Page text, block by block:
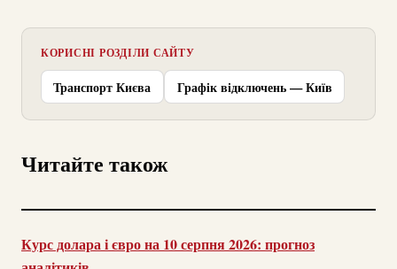
КОРИСНІ РОЗДІЛИ САЙТУ
Транспорт Києва Графік відключень — Київ
Читайте також
Курс долара і євро на 10 серпня 2026: прогноз